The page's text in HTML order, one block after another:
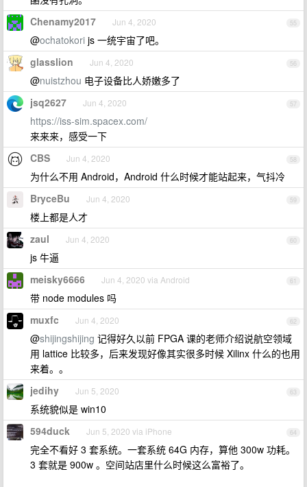
55
Chenamy2017 Jun 4, 2020
@ochatokori js 一统宇宙了吧。
56
glasslion Jun 4, 2020
@nuistzhou 电子设备比人娇嫩多了
57
jsq2627 Jun 4, 2020
https://iss-sim.spacex.com/
来来来，感受一下
58
CBS Jun 4, 2020
为什么不用 Android，Android 什么时候才能站起来，气抖冷
59
BryceBu Jun 4, 2020
楼上都是人才
60
zaul Jun 4, 2020
js 牛逼
61
meisky6666 Jun 4, 2020 via Android
带 node modules 吗
62
muxfc Jun 4, 2020
@shijingshijing 记得好久以前 FPGA 课的老师介绍说航空领域
用 lattice 比较多，后来发现好像其实很多时候 Xilinx 什么的也用
来着。。
63
jedihy Jun 5, 2020
系统貌似是 win10
64
594duck Jun 5, 2020 via iPhone
完全不看好 3 套系统。一套系统 64G 内存，算他 300w 功耗。
3 套就是 900w 。空间站店里什么时候这么富裕了。